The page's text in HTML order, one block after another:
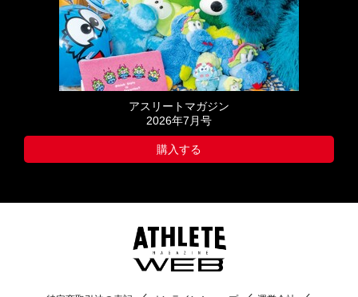
アスリートマガジン
2026年7月号
購入する